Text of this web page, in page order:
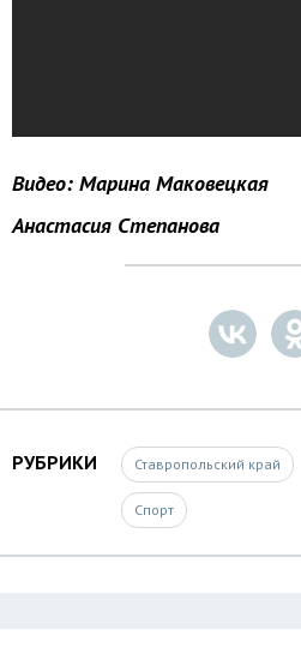
Видео: Марина Маковецкая
Анастасия Степанова
РУБРИКИ Ставропольский край
Спорт